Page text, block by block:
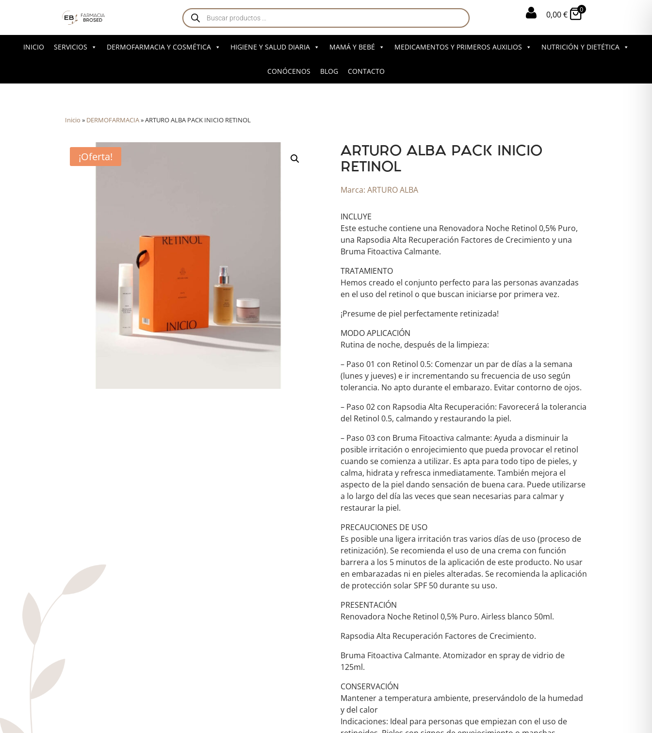
Búsqueda
de
productos
 0,00€
0
INICIO SERVICIOS DERMOFARMACIA Y COSMÉTICA HIGIENE Y SALUD DIARIA MAMÁ Y BEBÉ MEDICAMENTOS Y PRIMEROS AUXILIOS NUTRICIÓN Y DIETÉTICA
CONÓCENOS BLOG CONTACTO
Inicio » DERMOFARMACIA»ARTURO ALBA PACK INICIO RETINOL
¡Oferta!
ARTURO ALBA PACK INICIO
RETINOL
Marca: ARTURO ALBA
INCLUYE
Este estuche contiene una Renovadora Noche Retinol 0,5% Puro,
una Rapsodia Alta Recuperación Factores de Crecimiento y una
Bruma Fitoactiva Calmante.
TRATAMIENTO
Hemos creado el conjunto perfecto para las personas avanzadas
en el uso del retinol o que buscan iniciarse por primera vez.
¡Presume de piel perfectamente retinizada!
MODO APLICACIÓN
Rutina de noche, después de la limpieza:
– Paso 01 con Retinol 0.5: Comenzar un par de días a la semana
(lunes y jueves) e ir incrementando su frecuencia de uso según
tolerancia. No apto durante el embarazo. Evitar contorno de ojos.
– Paso 02 con Rapsodia Alta Recuperación: Favorecerá la tolerancia
del Retinol 0.5, calmando y restaurando la piel.
– Paso 03 con Bruma Fitoactiva calmante: Ayuda a disminuir la
posible irritación o enrojecimiento que pueda provocar el retinol
cuando se comienza a utilizar. Es apta para todo tipo de pieles, y
calma, hidrata y refresca inmediatamente. También mejora el
aspecto de la piel dando sensación de buena cara. Puede utilizarse
a lo largo del día las veces que sean necesarias para calmar y
restaurar la piel.
PRECAUCIONES DE USO
Es posible una ligera irritación tras varios días de uso (proceso de
retinización). Se recomienda el uso de una crema con función
barrera a los 5 minutos de la aplicación de este producto. No usar
en embarazadas ni en pieles alteradas. Se recomienda la aplicación
de protección solar SPF 50 durante su uso.
PRESENTACIÓN
Renovadora Noche Retinol 0,5% Puro. Airless blanco 50ml.
Rapsodia Alta Recuperación Factores de Crecimiento.
Bruma Fitoactiva Calmante. Atomizador en spray de vidrio de
125ml.
CONSERVACIÓN
Mantener a temperatura ambiente, preservándolo de la humedad
y del calor
Indicaciones: Ideal para personas que empiezan con el uso de